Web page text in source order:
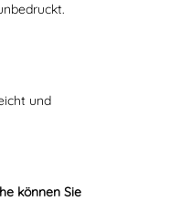
und
können Sie